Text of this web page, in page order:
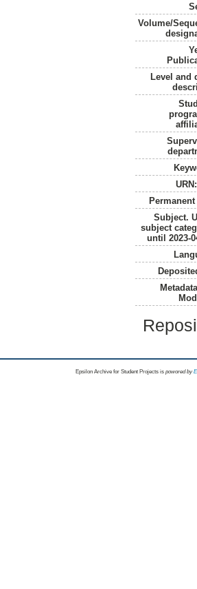
Volume/
Level and
Permanent
Subject.
subject
until 2023-
Epsilon Archive for Student Projects is powored by